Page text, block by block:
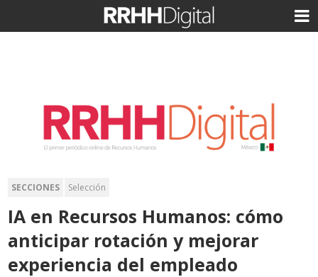
SECCIONES Selección
IA en Recursos Humanos: cómo
anticipar rotación y mejorar
experiencia del empleado